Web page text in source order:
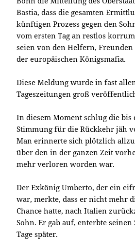
Bastia, dass die gesamten
künftigen Prozess gegen den
vom ersten Tag an restlos
seien von den Helfern, Freunden
der europäischen Königsmafia.
Diese Meldung wurde in fast
Tageszeitungen groß
In diesem Moment schlug die
Stimmung für die Rückkehr jäh
Man erinnerte sich plötzlich allzu
über den in der ganzen Zeit
mehr verloren worden war.
Der Exkönig Umberto, der ein
war, merkte, dass er nicht mehr
Chance hatte, nach Italien
Sohn. Er gab auf, enterbte
Tage später.